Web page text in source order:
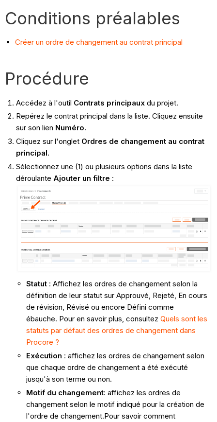
Conditions préalables
Créer un ordre de changement au contrat principal
Procédure
Accédez à l'outil Contrats principauxdu projet.
Repérez le contrat principal dans la liste. Cliquez ensuite
sur son lien Numéro.
Cliquez sur l'onglet Ordres de changement au contrat
principal.
Sélectionnez une (1) ou plusieurs options dans la liste
déroulante Ajouter un filtre :
Statut: Affichez les ordres de changement selon la
définition de leur statut sur Approuvé, Rejeté, En cours
de révision, Révisé ou encore Défini comme
ébauche. Pour en savoir plus, consultez Quels sont les
statuts par défaut des ordres de changement dans
Procore ?
Exécution : affichez les ordres de changement selon
que chaque ordre de changement a été exécuté
jusqu'à son terme ou non.
Motif du changement: affichez les ordres de
changement selon le motif indiqué pour la création de
l'ordre de changement.Pour savoir comment